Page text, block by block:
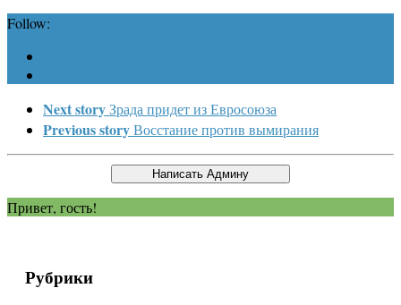
Follow:
Next storyЗрада придет из Евросоюза
Previous storyВосстание против вымирания
Привет, гость!
Рубрики